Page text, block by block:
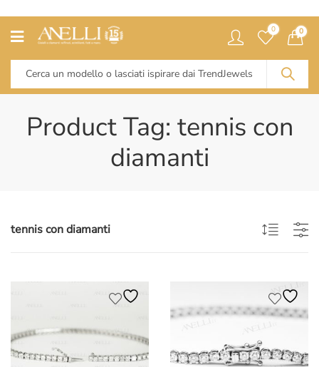
0 0
Product Tag: tennis con
diamanti
tennis con diamanti